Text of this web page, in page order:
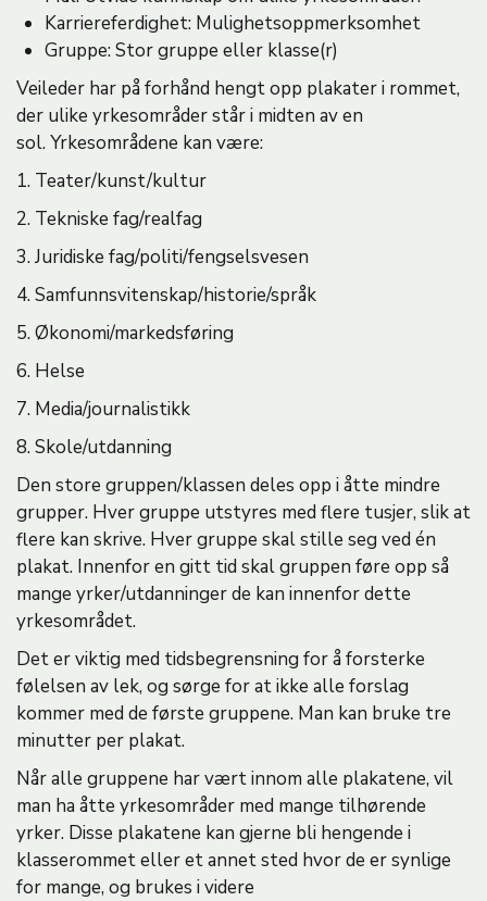
Karriereferdighet: Mulighetsoppmerksomhet
Gruppe: Stor gruppe eller klasse(r)
Veileder har på forhånd hengt opp plakater i rommet,
der ulike yrkesområder står i midten av en
sol. Yrkesområdene kan være:
1. Teater/kunst/kultur
2. Tekniske fag/realfag
3. Juridiske fag/politi/fengselsvesen
4. Samfunnsvitenskap/historie/språk
5. Økonomi/markedsføring
6. Helse
7. Media/journalistikk
8. Skole/utdanning
Den store gruppen/klassen deles opp i åtte mindre
grupper. Hver gruppe utstyres med flere tusjer, slik at
flere kan skrive. Hver gruppe skal stille seg ved én
plakat. Innenfor en gitt tid skal gruppen føre opp så
mange yrker/utdanninger de kan innenfor dette
yrkesområdet.
Det er viktig med tidsbegrensning for å forsterke
følelsen av lek, og sørge for at ikke alle forslag
kommer med de første gruppene. Man kan bruke tre
minutter per plakat.
Når alle gruppene har vært innom alle plakatene, vil
man ha åtte yrkesområder med mange tilhørende
yrker. Disse plakatene kan gjerne bli hengende i
klasserommet eller et annet sted hvor de er synlige
for mange, og brukes i videre